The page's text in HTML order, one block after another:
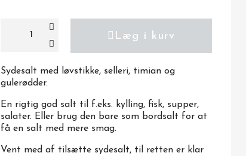
Læg i kurv
Sydesalt med løvstikke, selleri, timian og
gulerødder.
En rigtig god salt til f.eks. kylling, fisk, supper,
salater. Eller brug den bare som bordsalt for at
få en salt med mere smag.
Vent med af tilsætte sydesalt, til retten er klar